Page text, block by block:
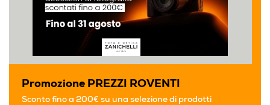
Promozione PREZZI ROVENTI
Sconto fino a 200€ su una selezione di prodotti